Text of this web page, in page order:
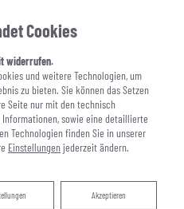
Cookies
widerrufen.
und weitere Technologien, um
zu bieten. Sie können das Setzen
Seite nur mit den technisch
sowie eine detaillierte
Technologien finden Sie in unserer
Einstellungenjederzeit ändern.
Akzeptieren